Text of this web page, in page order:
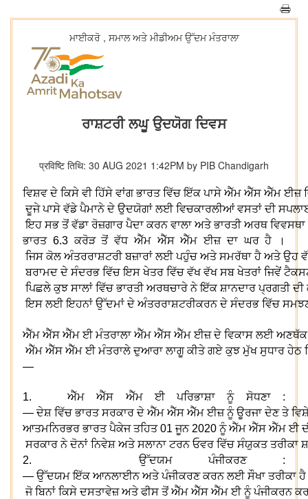
ਮਾਈਕਰੋ , ਸਮਾਲ ਅਤੇ ਮੀਡੀਅਮ ਉੱਦਮ ਮੰਤਰਾਲਾ
ਰਾਸ਼ਟਰੀ ਲਘੂ ਉਦਯੋਗ ਦਿਵਸ
प्रविष्टि तिथि: 30 AUG 2021 1:42PM by PIB Chandigarh
ਵਿਸ਼ਵ ਦੇ ਕਿਸੇ ਵੀ ਹਿੱਸੇ ਵਾਂਗ ਭਾਰਤ ਵਿੱਚ ਇੱਕ ਪਾਸੇ ਐੱਮ ਐੱਸ ਐੱਮ ਈਜ਼
ਦੂਜੇ ਪਾਸੇ ਵੱਡੇ ਪੈਮਾਨੇ ਦੇ ਉਦਯੋਗਾਂ ਲਈ ਵਿਚਕਾਰਲੀਆਂ ਵਸਤਾਂ ਦੀ
ਇਹ ਸਭ ਤੋਂ ਵੱਡਾ ਰੋਜ਼ਗਾਰ ਪੈਦਾ ਕਰਨ ਵਾਲਾ ਅਤੇ ਭਾਰਤੀ ਅਰਥ ਵਿਵਸਥਾ
ਭਾਰਤ6.3ਕਰੋੜ ਤੋਂ ਵੱਧ ਐੱਮ ਐੱਸ ਐੱਮ ਈਜ਼ ਦਾ ਘਰ ਹੈ
।
ਜਿਸ ਕੋਲ ਅੰਤਰਰਾਸ਼ਟਰੀ ਬਜ਼ਾਰਾਂ ਲਈ ਪਹੁੰਚ ਅਤੇ ਸਮਰੱਥਾ ਹੈ ਅਤੇ ਉਹ
ਬਰਾਮਦ ਦੇ ਸੰਦਰਭ ਵਿੱਚ ਇਸ ਖੇਤਰ ਵਿੱਚ ਵੱਖ ਵੱਖ ਸਬ ਖੇਤਰਾਂ ਜਿਵੇਂ
ਪਿਛਲੇ ਕੁਝ ਸਾਲਾਂ ਵਿੱਚ ਭਾਰਤੀ ਅਰਥਚਾਰੇ ਨੇ ਇੱਕ ਸ਼ਾਨਦਾਰ ਪ੍ਰਗਤੀ ਦੀ
ਇਸ ਲਈ ਇਹਨਾਂ ਉੱਦਮਾਂ ਦੇ ਅੰਤਰਰਾਸ਼ਟਰੀਕਰਨ ਦੇ ਸੰਦਰਭ ਵਿੱਚ
ਐੱਮ ਐੱਸ ਐੱਮ ਈ ਮੰਤਰਾਲਾ ਐੱਮ ਐੱਸ ਐੱਮ ਈਜ਼ ਦੇ ਵਿਕਾਸ ਲਈ ਅਣਥੱਕ
ਐੱਮ ਐੱਸ ਐੱਮ ਈ ਮੰਤਰਾਲੇ ਦੁਆਰਾ ਲਾਗੂ ਕੀਤੇ ਗਏ ਕੁਝ ਮੁੱਖ ਸੁਧਾਰ ਹੇਠ
—
1. ਐੱਮ ਐੱਸ ਐੱਮ ਈ ਪਰਿਭਾਸ਼ਾ ਨੂੰ ਸੋਧਣਾ:
—ਦੇਸ਼ ਵਿੱਚ ਭਾਰਤ ਸਰਕਾਰ ਦੇ ਐੱਮ ਐੱਸ ਐੱਮ ਈਜ਼ ਨੂੰ ਊਰਜਾ ਦੇਣ ਤੇ
ਆਤਮਨਿਰਭਰ ਭਾਰਤ ਪੈਕੇਜ ਤਹਿਤ01ਜੂਨ2020ਨੂੰ ਐੱਮ ਐੱਸ ਐੱਮ ਈ
ਸਰਕਾਰ ਨੇ ਦੋਨਾਂ ਨਿਵੇਸ਼ ਅਤੇ ਸਲਾਨਾ ਟਰਨ ਓਵਰ ਵਿੱਚ ਸੰਯੁਕਤ ਤਰੀਕਾ
2. ਉੱਦਯਮ ਪੰਜੀਕਰਣ:
— ਉੱਦਯਮ ਇੱਕ ਆਨਲਾਈਨ ਅਤੇ ਪੰਜੀਕਰਣ ਕਰਨ ਲਈ ਸੌਖਾ ਤਰੀਕਾ ਹੈ
ਜੋ ਬਿਨਾਂ ਕਿਸੇ ਦਸਤਾਵੇਜ਼ ਅਤੇ ਫੀਸ ਤੋਂ ਐੱਮ ਐੱਸ ਐੱਮ ਈ ਨੂੰ ਪੰਜੀਕਰਨ